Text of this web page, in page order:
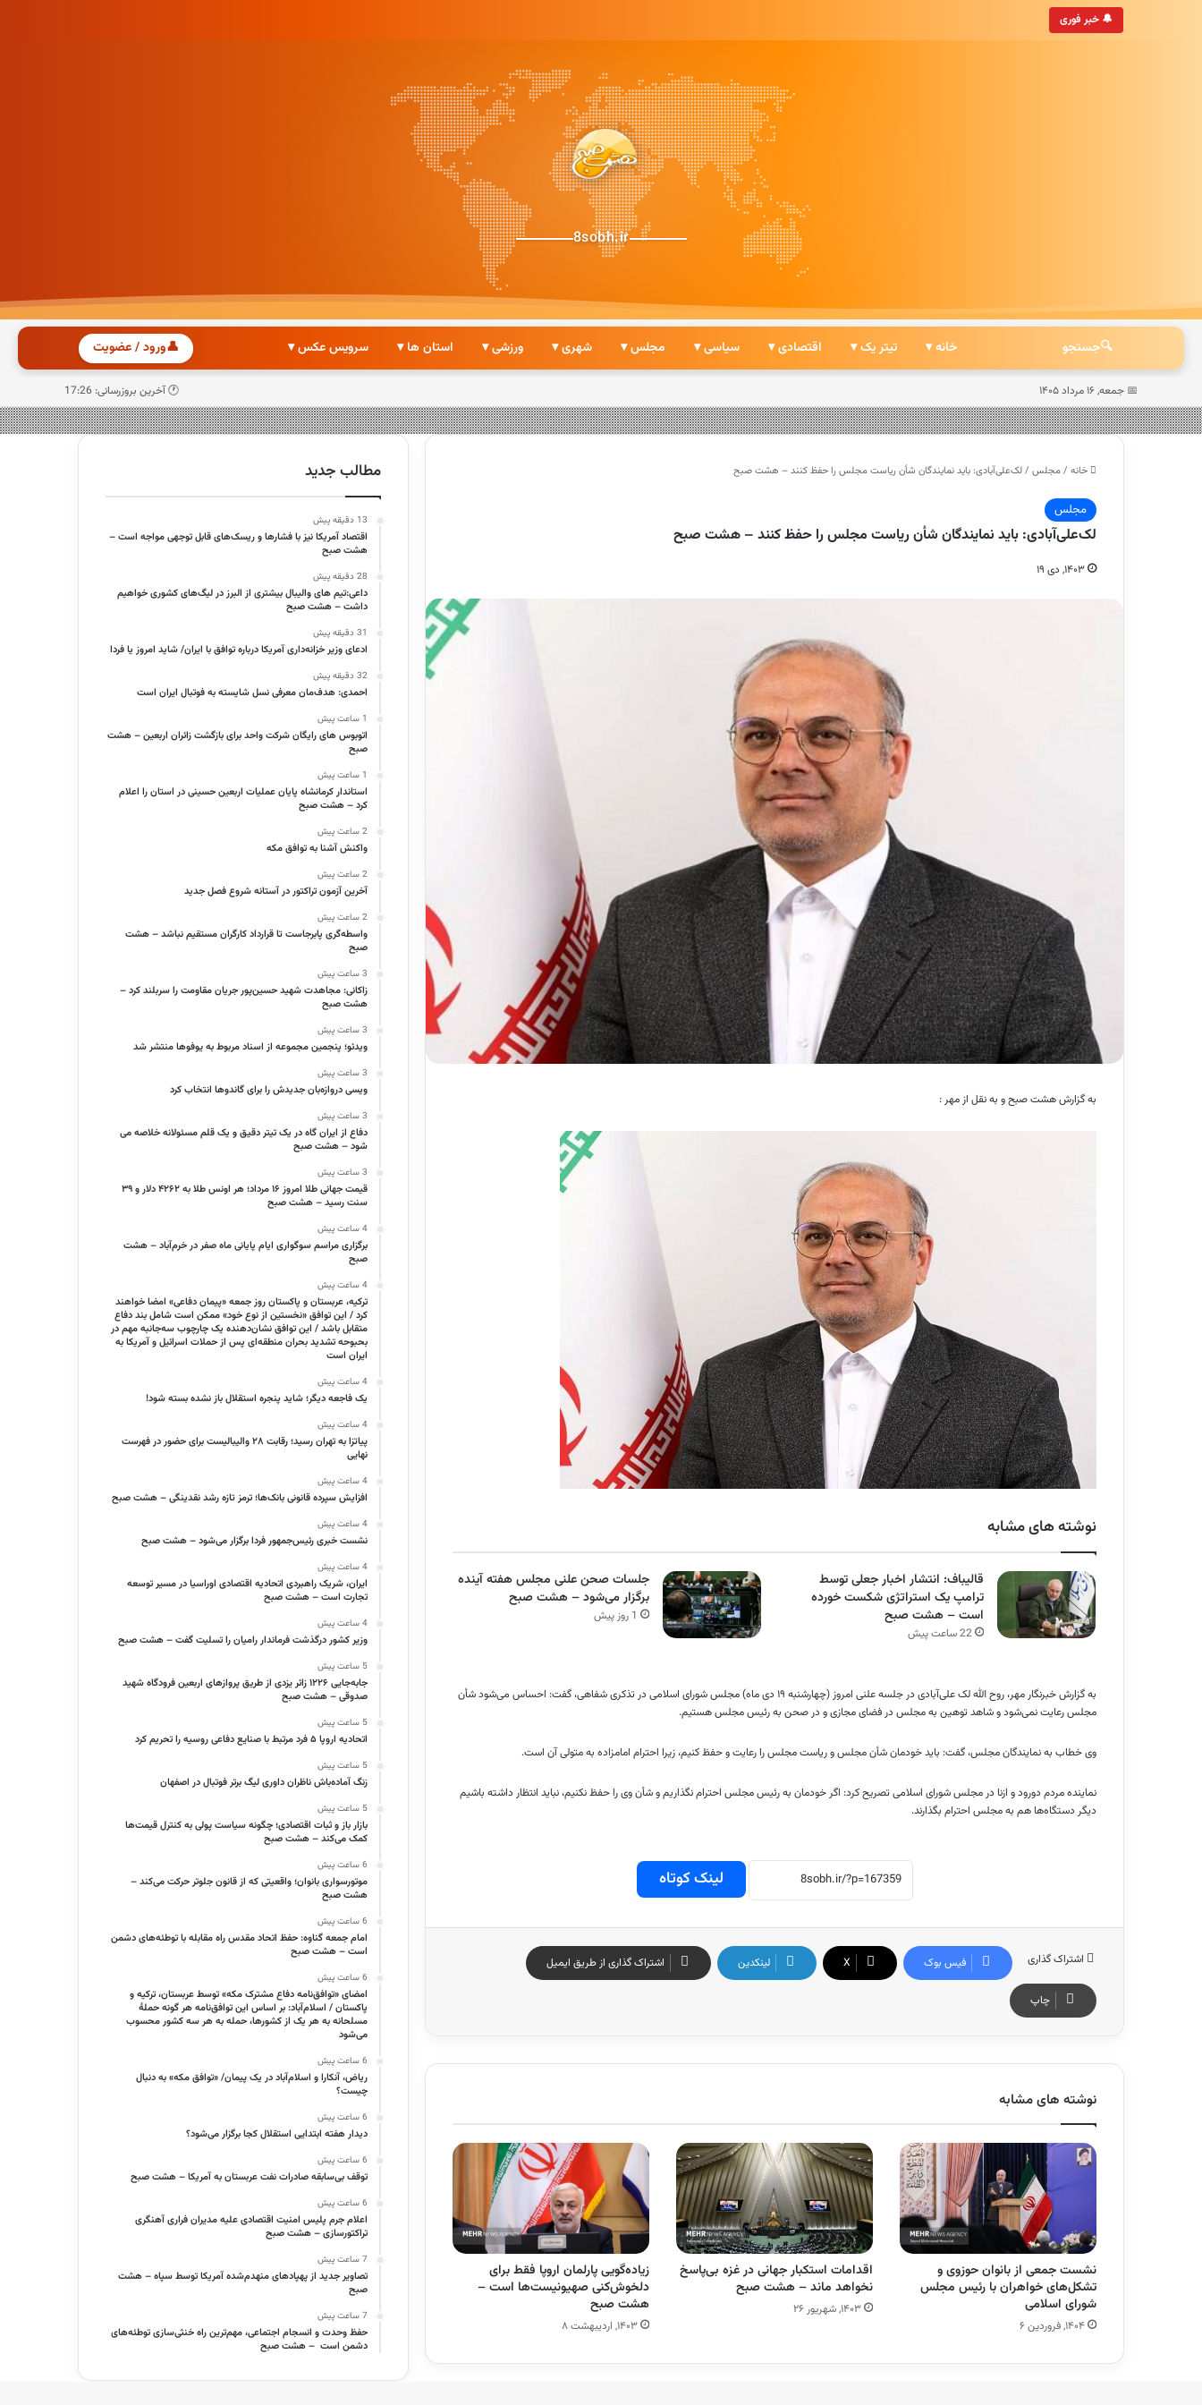
🔔 خبر فوری
• به‌روزترین خبرگزاری ایرانی
8sobh.ir
🔍جستجو خانه ▾ تیتر یک ▾ اقتصادی ▾ سیاسی ▾ مجلس ▾ شهری ▾ ورزشی ▾ استان ها ▾ سرویس عکس ▾ 👤ورود / عضویت
📅 جمعه, ۱۶ مرداد ۱۴۰۵ 🕐 آخرین بروزرسانی: 17:26
خانه /مجلس /لک‌علی‌آبادی: باید نمایندگان شأن ریاست مجلس را حفظ کنند – هشت صبح
مجلس
لک‌علی‌آبادی: باید نمایندگان شأن ریاست مجلس را حفظ کنند – هشت صبح
۱۴۰۳, دی ۱۹
به گزارش هشت صبح و به نقل از مهر :
نوشته های مشابه
قالیباف: انتشار اخبار جعلی توسط
ترامپ یک استراتژی شکست خورده
است – هشت صبح
22 ساعت پیش
جلسات صحن علنی مجلس هفته آینده
برگزار می‌شود – هشت صبح
1 روز پیش
به گزارش خبرنگار مهر، روح الله لک علی‌آبادی در جلسه علنی امروز (چهارشنبه ۱۹ دی ماه) مجلس شورای اسلامی در تذکری شفاهی، گفت: احساس می‌شود شأن
مجلس رعایت نمی‌شود و شاهد توهین به مجلس در فضای مجازی و در صحن به رئیس مجلس هستیم.
وی خطاب به نمایندگان مجلس، گفت: باید خودمان شأن مجلس و ریاست مجلس را رعایت و حفظ کنیم، زیرا احترام امامزاده به متولی آن است.
نماینده مردم دورودو ازنا در مجلس شورای اسلامی تصریح کرد: اگر خودمان به رئیس مجلس احترام نگذاریم و شأن وی را حفظ نکنیم، نباید انتظار داشته باشیم
دیگر دستگاه‌ها هم به مجلس احترام بگذارند.
لینک کوتاه
اشتراک گذاری فیس بوک X لینکدین اشتراک گذاری از طریق ایمیل
چاپ
نوشته های مشابه
نشست جمعی از بانوان حوزوی و
تشکل‌های خواهران با رئیس مجلس
شورای اسلامی
۱۴۰۴, فروردین ۶
اقدامات استکبار جهانی در غزه بی‌پاسخ
نخواهد ماند – هشت صبح
۱۴۰۳, شهریور ۲۶
زیاده‌گویی پارلمان اروپا فقط برای
دلخوش‌کنی صهیونیست‌ها است –
هشت صبح
۱۴۰۳, اردیبهشت ۸
مطالب جدید
13 دقیقه پیش
اقتصاد آمریکا نیز با فشارها و ریسک‌های قابل توجهی مواجه است –
هشت صبح
28 دقیقه پیش
داعی:تیم های والیبال بیشتری از البرز در لیگ‌های کشوری خواهیم
داشت – هشت صبح
31 دقیقه پیش
ادعای وزیر خزانه‌داری آمریکا درباره توافق با ایران/ شاید امروز یا فردا
32 دقیقه پیش
احمدی: هدف‌مان معرفی نسل شایسته به فوتبال ایران است
1 ساعت پیش
اتوبوس های رایگان شرکت واحد برای بازگشت زائران اربعین – هشت
صبح
1 ساعت پیش
استاندار کرمانشاه پایان عملیات اربعین حسینی در استان را اعلام
کرد – هشت صبح
2 ساعت پیش
واکنش آشنا به توافق مکه
2 ساعت پیش
آخرین آزمون تراکتور در آستانه شروع فصل جدید
2 ساعت پیش
واسطه‌گری پابرجاست تا قرارداد کارگران مستقیم نباشد – هشت
صبح
3 ساعت پیش
زاکانی: مجاهدت شهید حسین‌پور جریان مقاومت را سربلند کرد –
هشت صبح
3 ساعت پیش
ویدئو؛ پنجمین مجموعه از اسناد مربوط به یوفوها منتشر شد
3 ساعت پیش
ویسی دروازه‌بان جدیدش را برای گاندوها انتخاب کرد
3 ساعت پیش
دفاع از ایران گاه در یک تیتر دقیق و یک قلم مسئولانه خلاصه می
شود – هشت صبح
3 ساعت پیش
قیمت جهانی طلا امروز ۱۶ مرداد؛ هر اونس طلا به ۴۲۶۲ دلار و ۳۹
سنت رسید – هشت صبح
4 ساعت پیش
برگزاری مراسم سوگواری ایام پایانی ماه صفر در خرم‌آباد – هشت
صبح
4 ساعت پیش
ترکیه، عربستان و پاکستان روز جمعه «پیمان دفاعی» امضا خواهند
کرد / این توافق «نخستین از نوع خود» ممکن است شامل بند دفاع
متقابل باشد / این توافق نشان‌دهنده یک چارچوب سه‌جانبه مهم در
بحبوحه تشدید بحران منطقه‌ای پس از حملات اسرائیل و آمریکا به
ایران است
4 ساعت پیش
یک فاجعه دیگر؛ شاید پنجره استقلال باز نشده بسته شود!
4 ساعت پیش
پیاتزا به تهران رسید؛ رقابت ۲۸ والیبالیست برای حضور در فهرست
نهایی
4 ساعت پیش
افزایش سپرده قانونی بانک‌ها؛ ترمز تازه رشد نقدینگی – هشت صبح
4 ساعت پیش
نشست خبری رئیس‌جمهور فردا برگزار می‌شود – هشت صبح
4 ساعت پیش
ایران، شریک راهبردی اتحادیه اقتصادی اوراسیا در مسیر توسعه
تجارت است – هشت صبح
4 ساعت پیش
وزیر کشور درگذشت فرماندار رامیان را تسلیت گفت – هشت صبح
5 ساعت پیش
جابه‌جایی ۱۲۲۶ زائر یزدی از طریق پروازهای اربعین فرودگاه شهید
صدوقی – هشت صبح
5 ساعت پیش
اتحادیه اروپا ۵ فرد مرتبط با صنایع دفاعی روسیه را تحریم کرد
5 ساعت پیش
زنگ آماده‌باش ناظران داوری لیگ برتر فوتبال در اصفهان
5 ساعت پیش
بازار باز و ثبات اقتصادی؛ چگونه سیاست پولی به کنترل قیمت‌ها
کمک می‌کند – هشت صبح
6 ساعت پیش
موتورسواری بانوان؛ واقعیتی که از قانون جلوتر حرکت می‌کند –
هشت صبح
6 ساعت پیش
امام جمعه گناوه: حفظ اتحاد مقدس راه مقابله با توطئه‌های دشمن
است – هشت صبح
6 ساعت پیش
امضای «توافق‌نامه دفاع مشترک مکه» توسط عربستان، ترکیه و
پاکستان / اسلام‌آباد: بر اساس این توافق‌نامه هر گونه حملهٔ
مسلحانه به هر یک از کشورها، حمله به هر سه کشور محسوب
می‌شود
6 ساعت پیش
ریاض، آنکارا و اسلام‌آباد در یک پیمان/ «توافق مکه» به دنبال
چیست؟
6 ساعت پیش
دیدار هفته ابتدایی استقلال کجا برگزار می‌شود؟
6 ساعت پیش
توقف بی‌سابقه صادرات نفت عربستان به آمریکا – هشت صبح
6 ساعت پیش
اعلام جرم پلیس امنیت اقتصادی علیه مدیران فراری آهنگری
تراکتورسازی – هشت صبح
7 ساعت پیش
تصاویر جدید از پهپادهای منهدم‌شده آمریکا توسط سپاه – هشت
صبح
7 ساعت پیش
حفظ وحدت و انسجام اجتماعی، مهم‌ترین راه خنثی‌سازی توطئه‌های
دشمن است – هشت صبح